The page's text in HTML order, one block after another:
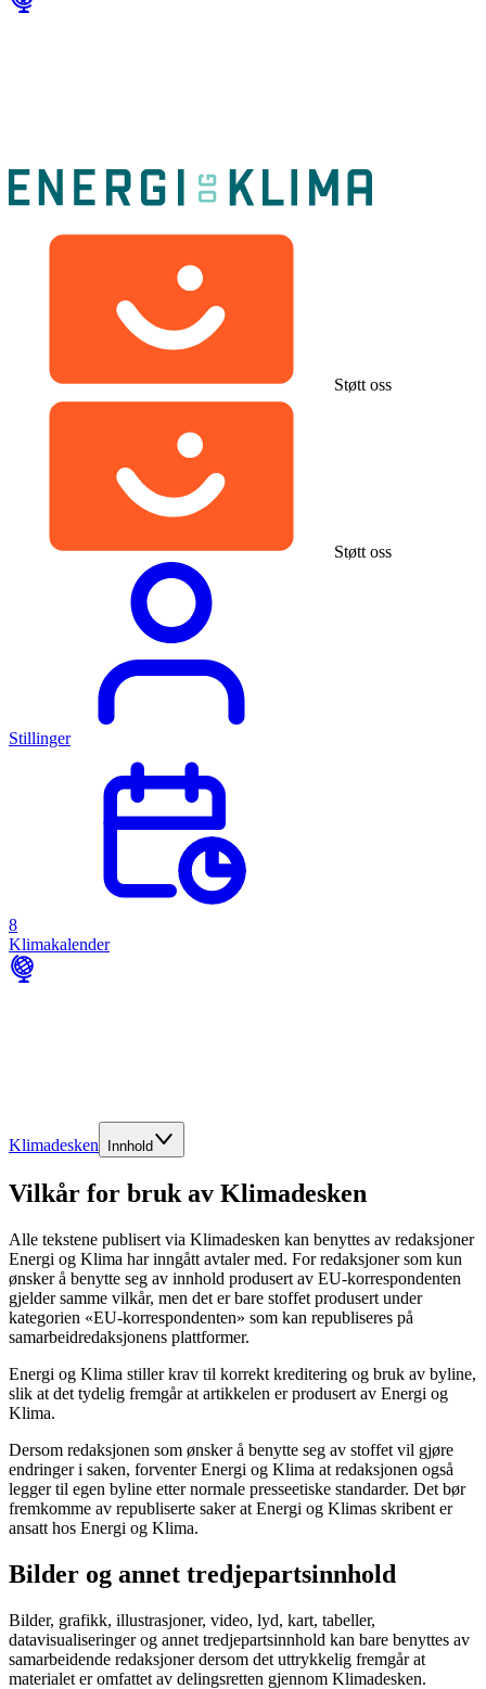
Støtt oss
Støtt oss
Stillinger
8
Klimakalender
Klimadesken Innhold
Vilkår for bruk av Klimadesken
Alle tekstene publisert via Klimadesken kan benyttes av redaksjoner
Energi og Klima har inngått avtaler med. For redaksjoner som kun
ønsker å benytte seg av innhold produsert av EU-korrespondenten
gjelder samme vilkår, men det er bare stoffet produsert under
kategorien «EU-korrespondenten» som kan republiseres på
samarbeidredaksjonens plattformer.
Energi og Klima stiller krav til korrekt kreditering og bruk av byline,
slik at det tydelig fremgår at artikkelen er produsert av Energi og
Klima.
Dersom redaksjonen som ønsker å benytte seg av stoffet vil gjøre
endringer i saken, forventer Energi og Klima at redaksjonen også
legger til egen byline etter normale presseetiske standarder. Det bør
fremkomme av republiserte saker at Energi og Klimas skribent er
ansatt hos Energi og Klima.
Bilder og annet tredjepartsinnhold
Bilder, grafikk, illustrasjoner, video, lyd, kart, tabeller,
datavisualiseringer og annet tredjepartsinnhold kan bare benyttes av
samarbeidende redaksjoner dersom det uttrykkelig fremgår at
materialet er omfattet av delingsretten gjennom Klimadesken.